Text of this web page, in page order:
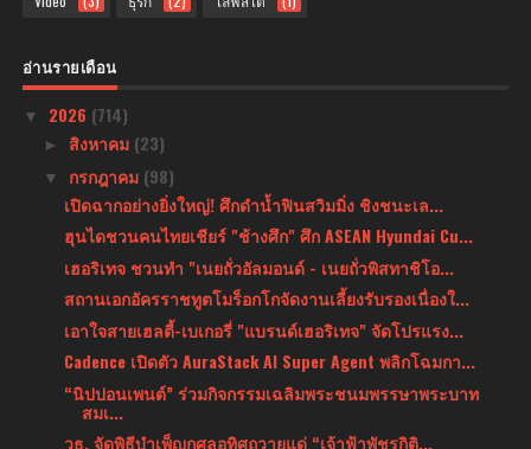
อ่านรายเดือน
▼ 2026 (714)
► สิงหาคม (23)
▼ กรกฎาคม (98)
เปิดฉากอย่างยิ่งใหญ่! ศึกดำน้ำฟินสวิมมิ่ง ชิงชนะเล...
ฮุนไดชวนคนไทยเชียร์ "ช้างศึก" ศึก ASEAN Hyundai Cu...
เฮอริเทจ ชวนทำ "เนยถั่วอัลมอนด์ - เนยถั่วพิสทาชิโอ...
สถานเอกอัครราชทูตโมร็อกโกจัดงานเลี้ยงรับรองเนื่องใ...
เอาใจสายเฮลตี้-เบเกอรี่ "แบรนด์เฮอริเทจ" จัดโปรแรง...
Cadence เปิดตัว AuraStack AI Super Agent พลิกโฉมกา...
“นิปปอนเพนต์” ร่วมกิจกรรมเฉลิมพระชนมพรรษาพระบาท
สมเ...
วธ. จัดพิธีบำเพ็ญกุศลอุทิศถวายแด่ “เจ้าฟ้าพัชรกิติ...